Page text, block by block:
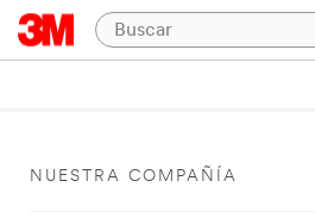
NUESTRA COMPAÑÍA